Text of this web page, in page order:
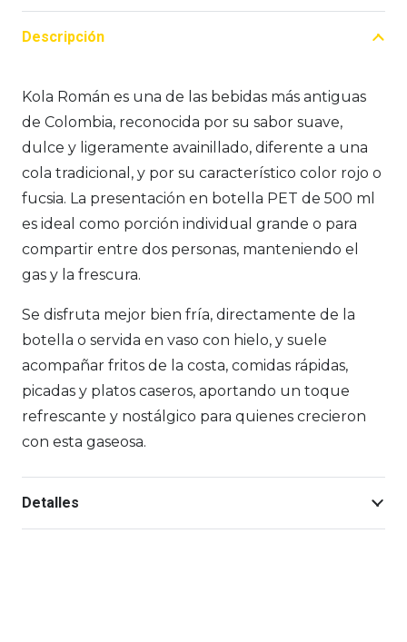
Descripción
Kola Román es una de las bebidas más antiguas
de Colombia, reconocida por su sabor suave,
dulce y ligeramente avainillado, diferente a una
cola tradicional, y por su característico color rojo o
fucsia. La presentación en botella PET de 500 ml
es ideal como porción individual grande o para
compartir entre dos personas, manteniendo el
gas y la frescura.
Se disfruta mejor bien fría, directamente de la
botella o servida en vaso con hielo, y suele
acompañar fritos de la costa, comidas rápidas,
picadas y platos caseros, aportando un toque
refrescante y nostálgico para quienes crecieron
con esta gaseosa.
Detalles